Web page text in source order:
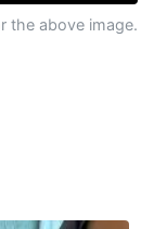
the above image.